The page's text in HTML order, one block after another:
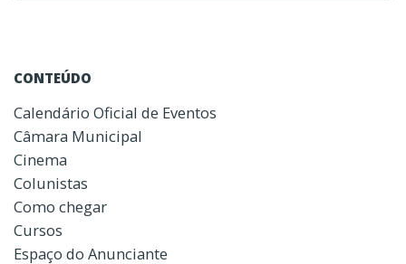
CONTEÚDO
Calendário Oficial de Eventos
Câmara Municipal
Cinema
Colunistas
Como chegar
Cursos
Espaço do Anunciante